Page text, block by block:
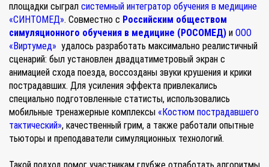
площадки сыграл системный интегратор обучения в медицине
«СИНТОМЕД». Совместно с Российским обществом
симуляционного обучения в медицине (РОСОМЕД) и ООО
«Виртумед» удалось разработать максимально реалистичный
сценарий: был установлен двадцатиметровый экран с
анимацией схода поезда, воссозданы звуки крушения и крики
пострадавших. Для усиления эффекта привлекались
специально подготовленные статисты, использовались
мобильные тренажерные комплексы «Костюм пострадавшего
тактический», качественный грим, а также работали опытные
тьюторы и преподаватели симуляционных технологий.